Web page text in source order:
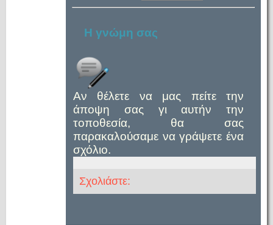
Η γνώμη σας
Αν θέλετε να μας πείτε την
άποψη σας γι αυτήν την
τοποθεσία, θα σας
παρακαλούσαμε να γράψετε ένα
σχόλιο.
Σχολιάστε: